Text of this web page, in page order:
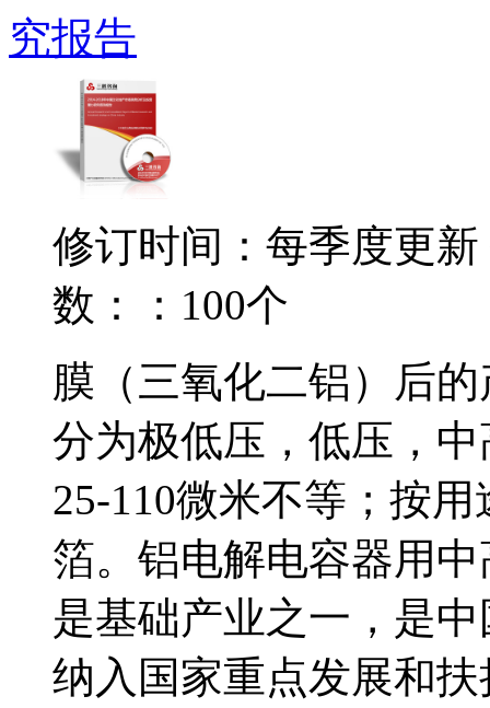
究报告
修订时间：每季度更新
数：：100个
膜（三氧化二铝）后
分为极低压，低压，
25-110微米不等；按
箔。铝电解电容器用
是基础产业之一，是
纳入国家重点发展和扶